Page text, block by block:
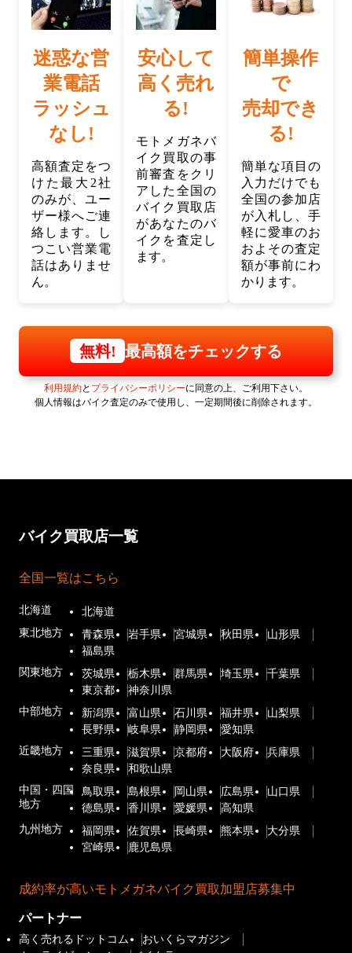
迷惑な営
業電話
ラッシュ
なし!
高額査定をつ
けた最大2社
のみが、ユー
ザー様へご連
絡します。し
つこい営業電
話はありませ
ん。
安心して
高く売れ
る!
モトメガネバ
イク買取の事
前審査をクリ
アした全国の
バイク買取店
があなたのバ
イクを査定し
ます。
簡単操作
で
売却でき
る!
簡単な項目の
入力だけでも
全国の参加店
が入札し、手
軽に愛車のお
およその査定
額が事前にわ
かります。
無料! 最高額をチェックする
利用規約と プライバシーポリシーに同意の上、ご利用下さい。
個人情報はバイク査定のみで使用し、一定期間後に削除されます。
バイク買取店一覧
全国一覧はこちら
北海道
北海道
東北地方
青森県 岩手県 宮城県 秋田県
山形県
福島県
関東地方
茨城県 栃木県 群馬県 埼玉県
千葉県
東京都
神奈川県
中部地方
新潟県 富山県 石川県 福井県
山梨県
長野県
岐阜県 静岡県
愛知県
近畿地方
三重県 滋賀県 京都府 大阪府
兵庫県
奈良県
和歌山県
中国・四国
地方
鳥取県 島根県 岡山県 広島県
山口県
徳島県
香川県 愛媛県
高知県
九州地方
福岡県 佐賀県 長崎県 熊本県
大分県
宮崎県
鹿児島県
成約率が高いモトメガネバイク買取加盟店募集中
パートナー
高く売れるドットコム
おいくらマガジン